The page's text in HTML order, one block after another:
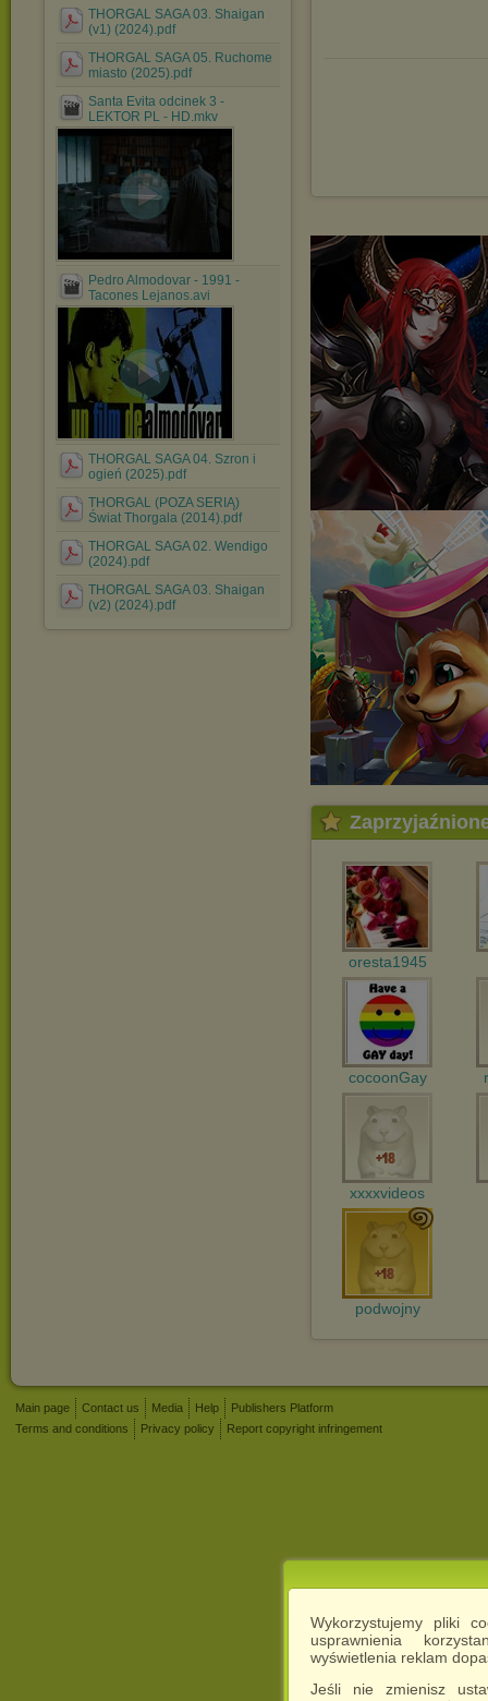
Wykorzystujemy pliki
usprawnienia
wyświetlenia reklam
Jeśli nie zmienisz
THORGAL SAGA 03. Shaigan
(v1) (2024).pdf
THORGAL SAGA 05. Ruchome
miasto (2025).pdf
Santa Evita odcinek 3 -
LEKTOR PL - HD.mkv
Pedro Almodovar - 1991 -
Tacones Lejanos.avi
THORGAL SAGA 04. Szron i
ogień (2025).pdf
THORGAL (POZA SERIĄ)
Świat Thorgala (2014).pdf
THORGAL SAGA 02. Wendigo
(2024).pdf
THORGAL SAGA 03. Shaigan
(v2) (2024).pdf
oresta1945
cocoonGay
xxxxvideos
podwojny
Main page Contact us Media Help
Publishers Platform
Terms and conditions
Privacy policy Report copyright infringement